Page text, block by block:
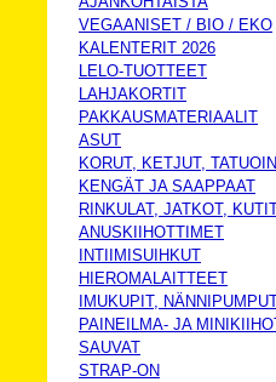
VEGAANISET / BIO / EKO
KALENTERIT 2026
LELO-TUOTTEET
LAHJAKORTIT
PAKKAUSMATERIAALIT
ASUT
KORUT, KETJUT,
KENGÄT JA SAAPPAAT
RINKULAT, JATKOT,
ANUSKIIHOTTIMET
INTIIMISUIHKUT
HIEROMALAITTEET
IMUKUPIT,
PAINEILMA- JA
SAUVAT
STRAP-ON